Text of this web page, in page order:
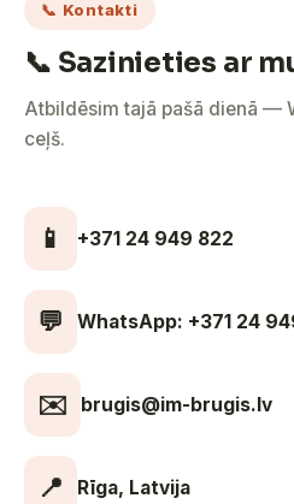
📞 Kontakti
📞 Sazinieties ar
Atbildēsim tajā pašā dienā —
ceļš.
📱 +371 24 949 822
💬 WhatsApp: +371 24
✉️ brugis@im-brugis.lv
📍 Rīga, Latvija